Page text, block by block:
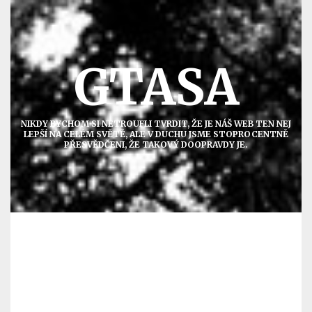
Přejít
obsahu
GTASA
NIKDY BYCHOM SI NETROUFLI TVRDIT, ŽE JE NÁŠ WEB TEN NEJ
LEPŠÍ NA CELÉM SVĚTĚ, ALE V DUCHU JSME STOPROCENTNĚ
PŘESVĚDČENI, ŽE TAKOVÝ DOOPRAVDY JE.